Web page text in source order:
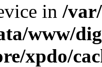
in /
www/
xpdo/